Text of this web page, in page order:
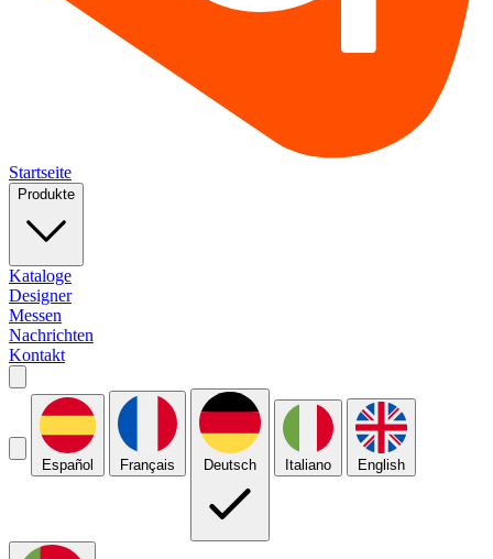
Startseite
Produkte
Kataloge
Designer
Messen
Nachrichten
Kontakt
Español Français Deutsch Italiano English